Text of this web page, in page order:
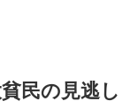
民の見逃し